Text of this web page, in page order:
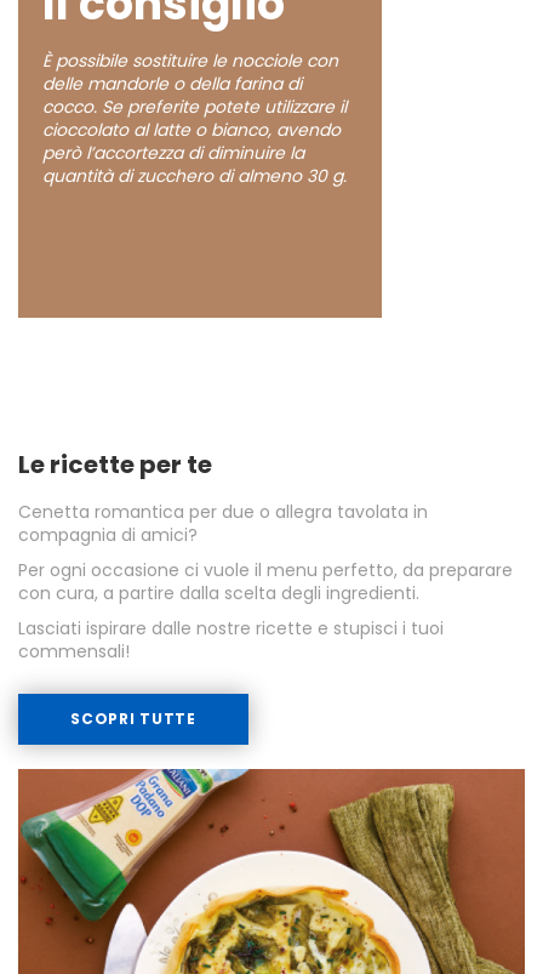
È possibile sostituire le nocciole con
delle mandorle o della farina di
cocco. Se preferite potete utilizzare il
cioccolato al latte o bianco, avendo
però l’accortezza di diminuire la
quantità di zucchero di almeno 30 g.
Le ricette per te
Cenetta romantica per due o allegra tavolata in
compagnia di amici?
Per ogni occasione ci vuole il menu perfetto, da preparare
con cura, a partire dalla scelta degli ingredienti.
Lasciati ispirare dalle nostre ricette e stupisci i tuoi
commensali!
SCOPRI TUTTE